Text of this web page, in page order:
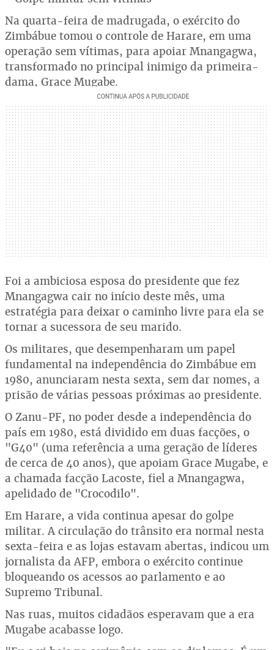
Na quarta-feira de madrugada, o exército do
Zimbábue tomou o controle de Harare, em uma
operação sem vítimas, para apoiar Mnangagwa,
transformado no principal inimigo da primeira-
dama, Grace Mugabe.
Foi a ambiciosa esposa do presidente que fez
Mnangagwa cair no início deste mês, uma
estratégia para deixar o caminho livre para ela se
tornar a sucessora de seu marido.
Os militares, que desempenharam um papel
fundamental na independência do Zimbábue em
1980, anunciaram nesta sexta, sem dar nomes, a
prisão de várias pessoas próximas ao presidente.
O Zanu-PF, no poder desde a independência do
país em 1980, está dividido em duas facções, o
"G40" (uma referência a uma geração de líderes
de cerca de 40 anos), que apoiam Grace Mugabe, e
a chamada facção Lacoste, fiel a Mnangagwa,
apelidado de "Crocodilo".
Em Harare, a vida continua apesar do golpe
militar. A circulação do trânsito era normal nesta
sexta-feira e as lojas estavam abertas, indicou um
jornalista da AFP, embora o exército continue
bloqueando os acessos ao parlamento e ao
Supremo Tribunal.
Nas ruas, muitos cidadãos esperavam que a era
Mugabe acabasse logo.